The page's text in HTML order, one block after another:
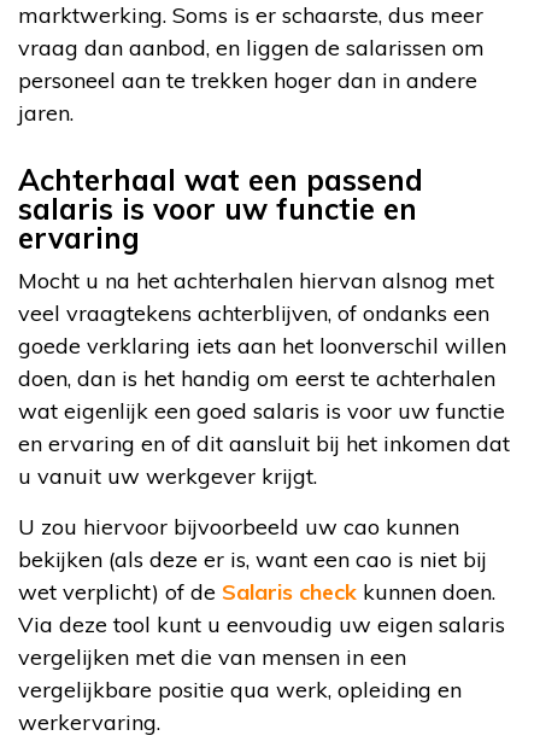
marktwerking. Soms is er schaarste, dus meer
vraag dan aanbod, en liggen de salarissen om
personeel aan te trekken hoger dan in andere
jaren.
Achterhaal wat een passend
salaris is voor uw functie en
ervaring
Mocht u na het achterhalen hiervan alsnog met
veel vraagtekens achterblijven, of ondanks een
goede verklaring iets aan het loonverschil willen
doen, dan is het handig om eerst te achterhalen
wat eigenlijk een goed salaris is voor uw functie
en ervaring en of dit aansluit bij het inkomen dat
u vanuit uw werkgever krijgt.
U zou hiervoor bijvoorbeeld uw cao kunnen
bekijken (als deze er is, want een cao is niet bij
wet verplicht) of de Salaris check kunnen doen.
Via deze tool kunt u eenvoudig uw eigen salaris
vergelijken met die van mensen in een
vergelijkbare positie qua werk, opleiding en
werkervaring.